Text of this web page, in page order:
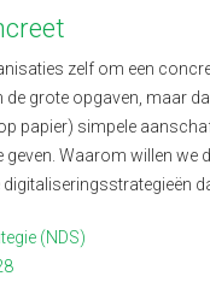
zelf om een
grote opgaven, maar
papier) simpele
Waarom willen we
(NDS)